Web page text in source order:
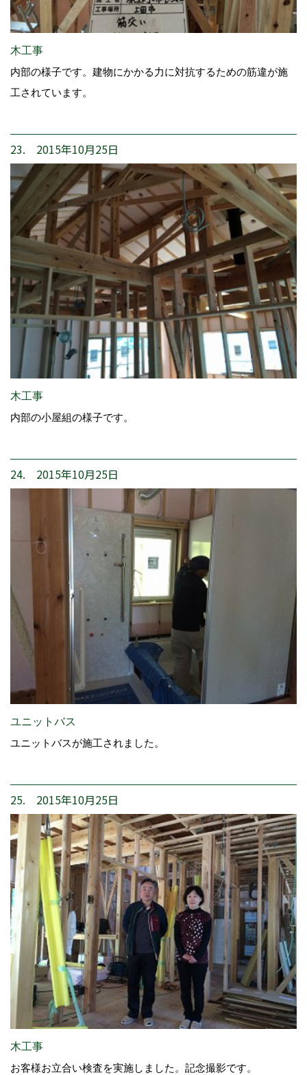
木工事
内部の様子です。建物にかかる力に対抗するための筋違が施
工されています。
23. 2015年10月25日
木工事
内部の小屋組の様子です。
24. 2015年10月25日
ユニットバス
ユニットバスが施工されました。
25. 2015年10月25日
木工事
お客様お立合い検査を実施しました。記念撮影です。